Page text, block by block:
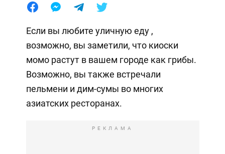
Если вы любите уличную еду ,
возможно, вы заметили, что киоски
момо растут в вашем городе как грибы.
Возможно, вы также встречали
пельмени и дим-сумы во многих
азиатских ресторанах.
РЕКЛАМА